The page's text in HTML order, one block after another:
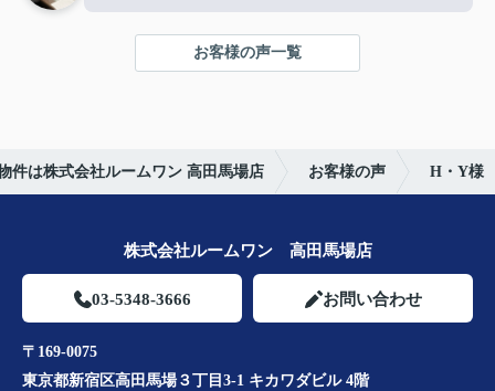
お客様の声一覧
件は株式会社ルームワン 高田馬場店 お客様の声 H・Y様
株式会社ルームワン 高田馬場店
03-5348-3666 お問い合わせ
〒169-0075
東京都新宿区高田馬場３丁目3-1 キカワダビル 4階